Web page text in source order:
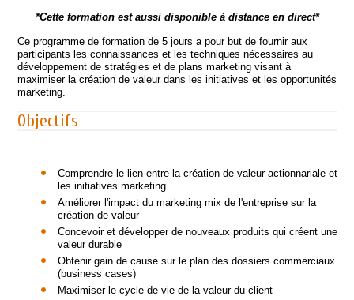
*Cette formation est aussi disponible à distance en direct*
Ce programme de formation de 5 jours a pour but de fournir aux
participants les connaissances et les techniques nécessaires au
développement de stratégies et de plans marketing visant à
maximiser la création de valeur dans les initiatives et les opportunités
marketing.
Objectifs
Comprendre le lien entre la création de valeur actionnariale et
les initiatives marketing
Améliorer l'impact du marketing mix de l'entreprise sur la
création de valeur
Concevoir et développer de nouveaux produits qui créent une
valeur durable
Obtenir gain de cause sur le plan des dossiers commerciaux
(business cases)
Maximiser le cycle de vie de la valeur du client